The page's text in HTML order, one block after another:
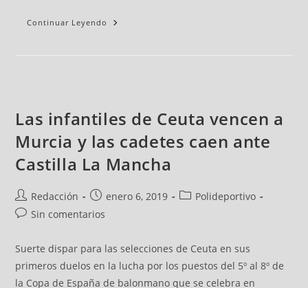
Continuar Leyendo
Las infantiles de Ceuta vencen a
Murcia y las cadetes caen ante
Castilla La Mancha
Redacción enero 6, 2019
Polideportivo
Sin comentarios
Suerte dispar para las selecciones de Ceuta en sus
primeros duelos en la lucha por los puestos del 5º al 8º de
la Copa de España de balonmano que se celebra en